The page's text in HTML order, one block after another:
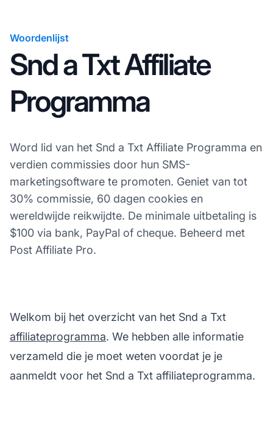
Woordenlijst
Snd a Txt Affiliate
Programma
Word lid van het Snd a Txt Affiliate Programma en
verdien commissies door hun SMS-
marketingsoftware te promoten. Geniet van tot
30% commissie, 60 dagen cookies en
wereldwijde reikwijdte. De minimale uitbetaling is
$100 via bank, PayPal of cheque. Beheerd met
Post Affiliate Pro.
Welkom bij het overzicht van het Snd a Txt
affiliateprogramma. We hebben alle informatie
verzameld die je moet weten voordat je je
aanmeldt voor het Snd a Txt affiliateprogramma.